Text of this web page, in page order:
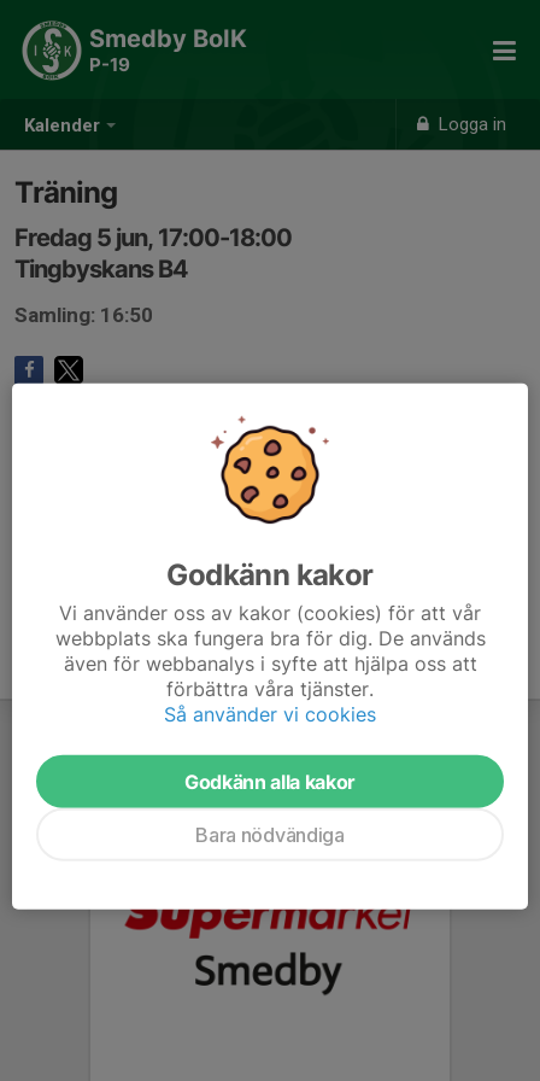
Kalender Logga in
Smedby BoIK
P-19
Träning
Fredag 5 jun, 17:00-18:00
Tingbyskans B4
Samling: 16:50
Godkänn kakor
Vi använder oss av kakor (cookies) för att vår
webbplats ska fungera bra för dig. De används
även för webbanalys i syfte att hjälpa oss att
förbättra våra tjänster.
Så använder vi cookies
Godkänn alla kakor
Bara nödvändiga